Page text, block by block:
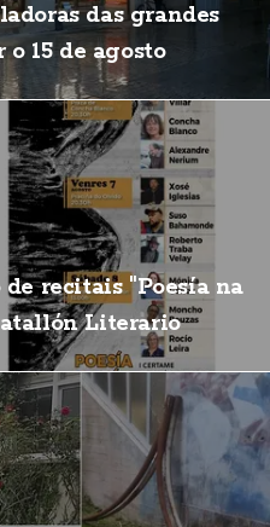
das grandes
15 de agosto
recitais "Poesía na
Literario